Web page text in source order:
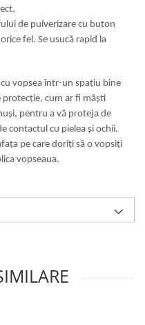
de pulverizare cu buton
fel. Se usucă rapid la
vopsea într-un spațiu bine
cum ar fi măști
pentru a vă proteja de
contactul cu pielea și ochii.
pe care doriți să o vopsiți
vopseaua.